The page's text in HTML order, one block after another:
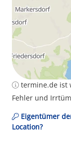
termine.de ist
Fehler und
Eigentümer
Location?